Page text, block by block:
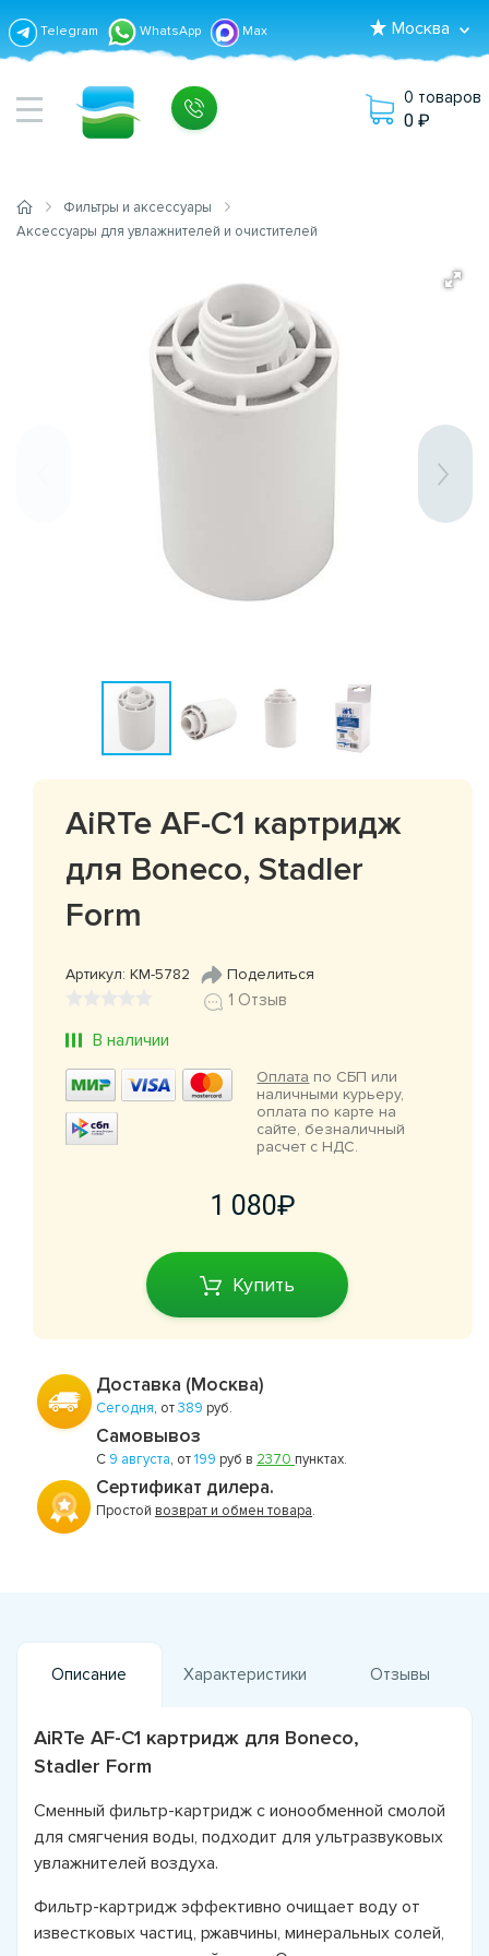
Telegram WhatsApp Max Москва
0 товаров
0
Фильтры и аксессуары
Аксессуары для увлажнителей и очистителей
AiRTe AF-C1 картридж
для Boneco, Stadler
Form
Артикул: КМ-5782 Поделиться
1 Отзыв
В наличии
Оплата по СБП или
наличными курьеру,
оплата по карте на
сайте, безналичный
расчет с НДС.
1 080
Купить
Доставка (Москва)
Сегодня, от389 руб.
Самовывоз
С 9 августа, от199 руб в 2370 пунктах.
Сертификат дилера.
Простой возврат и обмен товара.
Описание Характеристики Отзывы
AiRTe AF-C1 картридж для Boneco,
Stadler Form
Сменный фильтр-картридж с ионообменной смолой
для смягчения воды, подходит для ультразвуковых
увлажнителей воздуха.
Фильтр-картридж эффективно очищает воду от
известковых частиц, ржавчины, минеральных солей,